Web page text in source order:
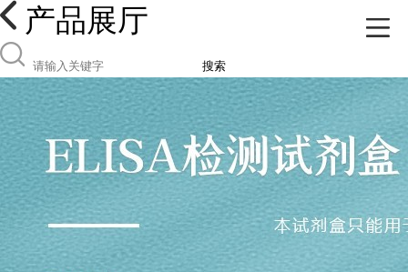
产品展厅
搜索